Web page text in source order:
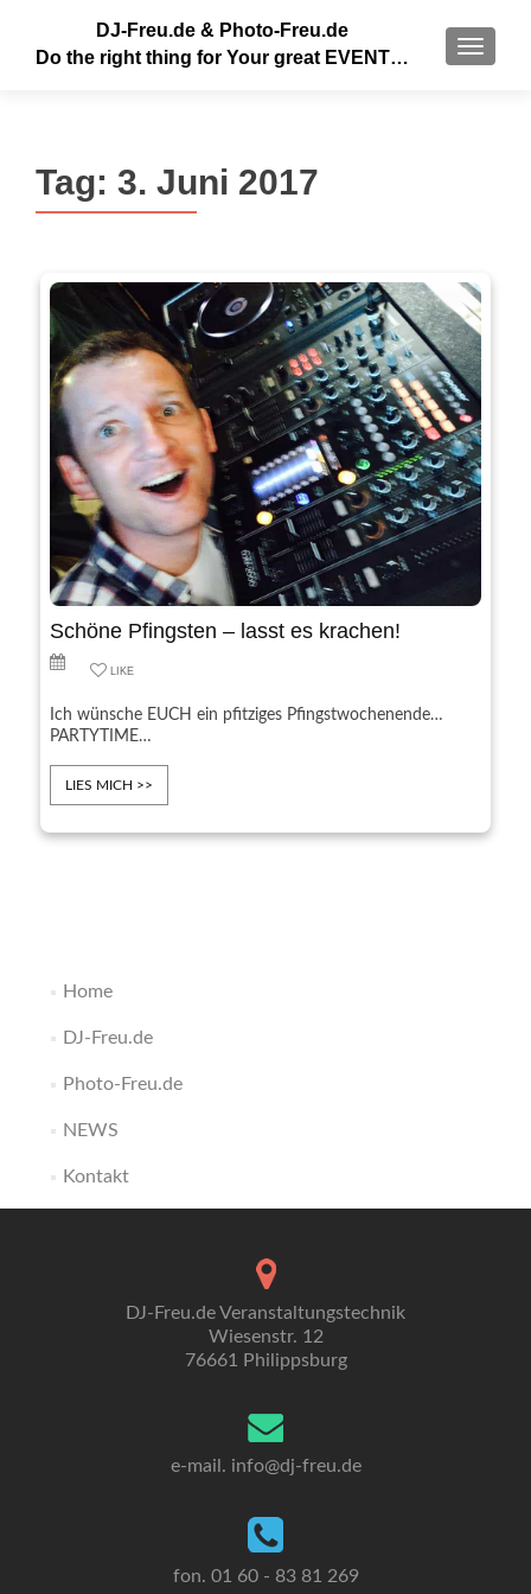
MENU
DJ-Freu.de & Photo-Freu.de
Do the right thing for Your great EVENT…
Tag: 3. Juni 2017
Schöne Pfingsten – lasst es krachen!
LIKE
Ich wünsche EUCH ein pfitziges Pfingstwochenende…
PARTYTIME…
LIES MICH >>
Home
DJ-Freu.de
Photo-Freu.de
NEWS
Kontakt
DJ-Freu.de Veranstaltungstechnik
Wiesenstr. 12
76661 Philippsburg
e-mail. info@dj-freu.de
fon. 01 60 - 83 81 269